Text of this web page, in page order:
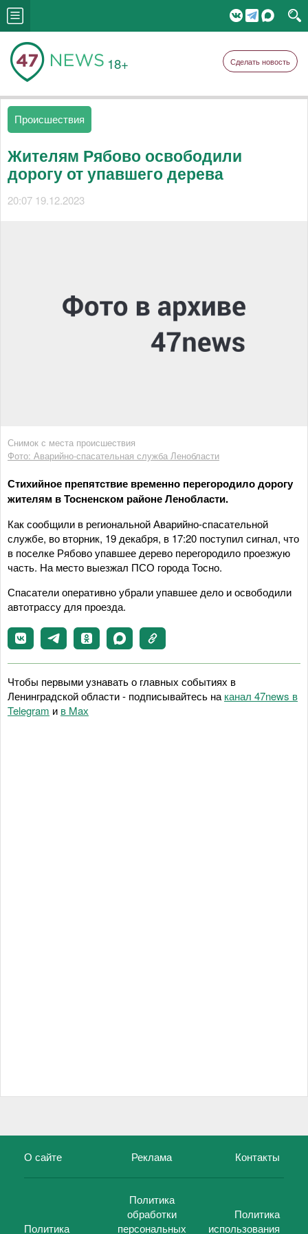
18+ Сделать новость
Происшествия
Жителям Рябово освободили
дорогу от упавшего дерева
20:07 19.12.2023
Снимок с места происшествия
Фото: Аварийно-спасательная служба Ленобласти
Стихийное препятствие временно перегородило дорогу
жителям в Тосненском районе Ленобласти.
Как сообщили в региональной Аварийно-спасательной
службе, во вторник, 19 декабря, в 17:20 поступил сигнал, что
в поселке Рябово упавшее дерево перегородило проезжую
часть. На место выезжал ПСО города Тосно.
Спасатели оперативно убрали упавшее дело и освободили
автотрассу для проезда.
Чтобы первыми узнавать о главных событиях в
Ленинградской области - подписывайтесь на канал 47news в
Telegram и в Maх
О сайте Реклама Контакты
Политика
Политика
обработки
персональных
Политика
использования